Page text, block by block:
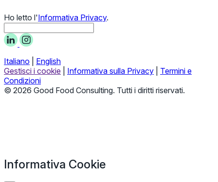
Ho letto l'Informativa Privacy.
Italiano
English
Gestisci i cookie
Informativa sulla Privacy
Termini e
Condizioni
© 2026 Good Food Consulting. Tutti i diritti riservati.
Informativa Cookie